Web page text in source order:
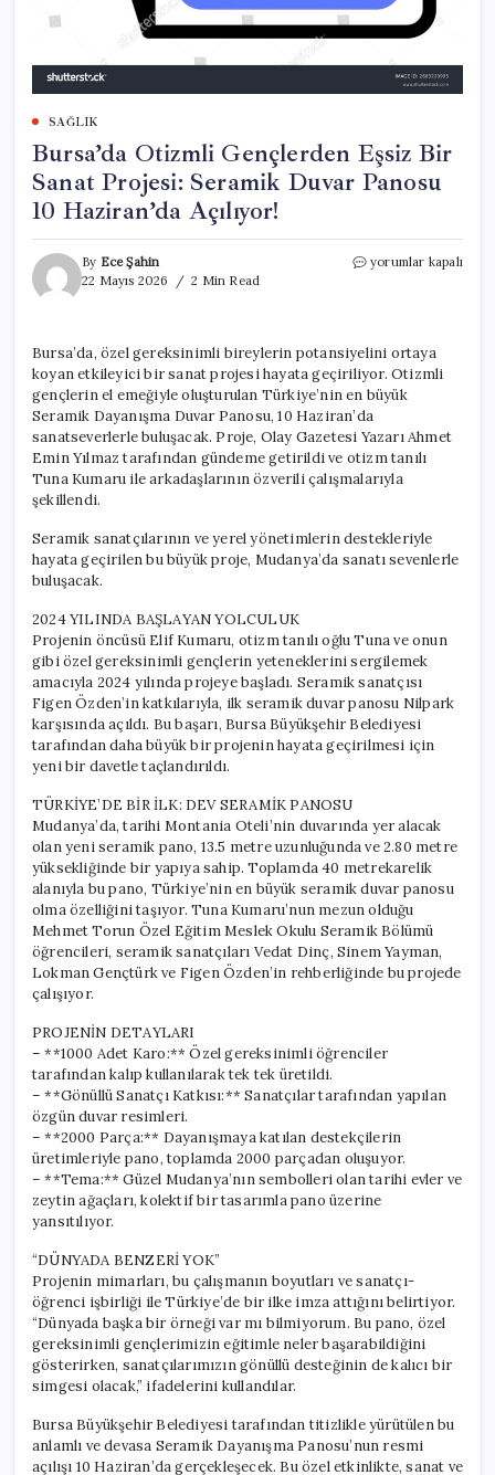
SAĞLIK
Bursa’da Otizmli Gençlerden Eşsiz Bir
Sanat Projesi: Seramik Duvar Panosu
10 Haziran’da Açılıyor!
By Ece Şahin
22 Mayıs 2026
2 Min Read
Bursa’da
Sanat
Projesi:
Seramik
Duvar
Panosu
Haziran’da
Açılıyor!
yorumlar kapalı
Bursa’da, özel gereksinimli bireylerin potansiyelini ortaya
koyan etkileyici bir sanat projesi hayata geçiriliyor. Otizmli
gençlerin el emeğiyle oluşturulan Türkiye’nin en büyük
Seramik Dayanışma Duvar Panosu, 10 Haziran’da
sanatseverlerle buluşacak. Proje, Olay Gazetesi Yazarı Ahmet
Emin Yılmaz tarafından gündeme getirildi ve otizm tanılı
Tuna Kumaru ile arkadaşlarının özverili çalışmalarıyla
şekillendi.
Seramik sanatçılarının ve yerel yönetimlerin destekleriyle
hayata geçirilen bu büyük proje, Mudanya’da sanatı sevenlerle
buluşacak.
2024 YILINDA BAŞLAYAN YOLCULUK
Projenin öncüsü Elif Kumaru, otizm tanılı oğlu Tuna ve onun
gibi özel gereksinimli gençlerin yeteneklerini sergilemek
amacıyla 2024 yılında projeye başladı. Seramik sanatçısı
Figen Özden’in katkılarıyla, ilk seramik duvar panosu Nilpark
karşısında açıldı. Bu başarı, Bursa Büyükşehir Belediyesi
tarafından daha büyük bir projenin hayata geçirilmesi için
yeni bir davetle taçlandırıldı.
TÜRKİYE’DE BİR İLK: DEV SERAMİK PANOSU
Mudanya’da, tarihi Montania Oteli’nin duvarında yer alacak
olan yeni seramik pano, 13.5 metre uzunluğunda ve 2.80 metre
yüksekliğinde bir yapıya sahip. Toplamda 40 metrekarelik
alanıyla bu pano, Türkiye’nin en büyük seramik duvar panosu
olma özelliğini taşıyor. Tuna Kumaru’nun mezun olduğu
Mehmet Torun Özel Eğitim Meslek Okulu Seramik Bölümü
öğrencileri, seramik sanatçıları Vedat Dinç, Sinem Yayman,
Lokman Gençtürk ve Figen Özden’in rehberliğinde bu projede
çalışıyor.
PROJENİN DETAYLARI
– **1000 Adet Karo:** Özel gereksinimli öğrenciler
tarafından kalıp kullanılarak tek tek üretildi.
– **Gönüllü Sanatçı Katkısı:** Sanatçılar tarafından yapılan
özgün duvar resimleri.
– **2000 Parça:** Dayanışmaya katılan destekçilerin
üretimleriyle pano, toplamda 2000 parçadan oluşuyor.
– **Tema:** Güzel Mudanya’nın sembolleri olan tarihi evler ve
zeytin ağaçları, kolektif bir tasarımla pano üzerine
yansıtılıyor.
“DÜNYADA BENZERİ YOK”
Projenin mimarları, bu çalışmanın boyutları ve sanatçı-
öğrenci işbirliği ile Türkiye’de bir ilke imza attığını belirtiyor.
“Dünyada başka bir örneği var mı bilmiyorum. Bu pano, özel
gereksinimli gençlerimizin eğitimle neler başarabildiğini
gösterirken, sanatçılarımızın gönüllü desteğinin de kalıcı bir
simgesi olacak,” ifadelerini kullandılar.
Bursa Büyükşehir Belediyesi tarafından titizlikle yürütülen bu
anlamlı ve devasa Seramik Dayanışma Panosu’nun resmi
açılışı 10 Haziran’da gerçekleşecek. Bu özel etkinlikte, sanat ve